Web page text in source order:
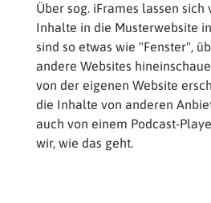
Über sog. iFrames lassen
Inhalte in die Musterwebsite
sind so etwas wie "Fenster",
andere Websites
von der eigenen Website
die Inhalte von anderen
auch von einem Podcast-
wir, wie das geht.